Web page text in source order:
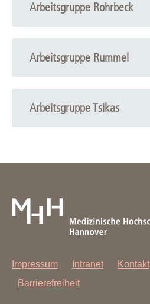
Arbeitsgruppe Rohrbeck
Arbeitsgruppe Rummel
Arbeitsgruppe Tsikas
Impressum Intranet Kontakt
Barrierefreiheit